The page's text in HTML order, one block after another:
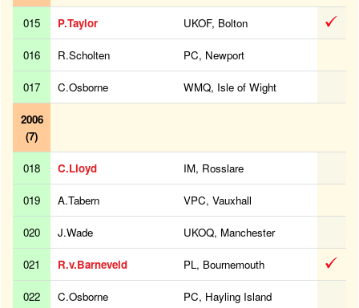
015 P.Taylor UKOF, Bolton
016 R.Scholten PC, Newport
017 C.Osborne WMQ, Isle of Wight
2006
(7)
018 C.Lloyd IM, Rosslare
019 A.Tabern VPC, Vauxhall
020 J.Wade UKOQ, Manchester
021 R.v.Barneveld PL, Bournemouth
022 C.Osborne PC, Hayling Island